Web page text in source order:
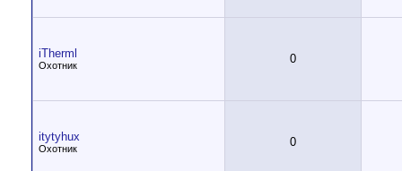
iTherml
Охотник 0
itytyhux
Охотник 0